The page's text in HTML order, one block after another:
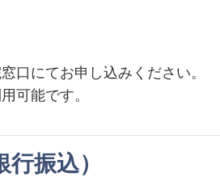
口にてお申し込みください。
可能です。
振込）